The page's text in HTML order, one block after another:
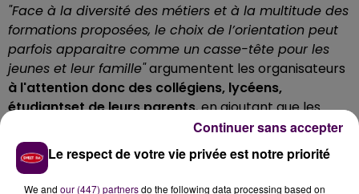
"Face à la diversité des métiers et à la multitude des
formations proposées, le choix de l’orientation peut
parfois apparaitre comme un casse-tête pour les
jeunes et leur famille"argumentent les organisateurs
à l'attention donc des collégiens, lycéens,
étudiantset de leurs parents, en ajoutant que les
"en questionnement ou en reconversion"sont
aussi les bienvenus sur cet événement
"très différent
d'un salon"soulignent-il, afin de pouvoir"progresser
sur leur projet en bénéficiant d’une complémentarité
Le respect de votre vie privée est notre priorité
We and our (447) partnersdo the following data processing based on
Continuer sans accepter